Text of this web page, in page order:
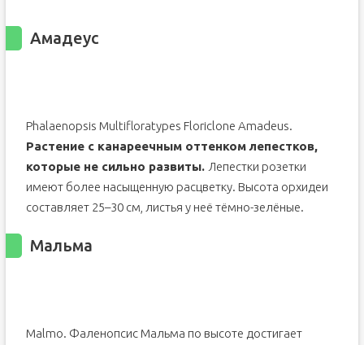
Амадеус
Phalaenopsis Multifloratypes Floriclone Amadeus.
Растение с канареечным оттенком лепестков,
которые не сильно развиты. Лепестки розетки
имеют более насыщенную расцветку. Высота орхидеи
составляет 25–30 см, листья у неё тёмно-зелёные.
Мальма
Malmo. Фаленопсис Мальма по высоте достигает